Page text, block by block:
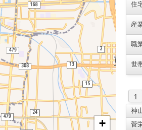
+
住
産
職
世
1
神
菅